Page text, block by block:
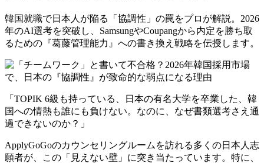
韓国就職で日本人が陥る「協調性」の罠をプロが解説。2026
年のAI選考を突破し、SamsungやCoupangから内定を勝ち取
るための『葛藤管理能力』への書き換え戦略を伝授します。
「TOPIK 6級も持っている、日本の有名大学を卒業した、韓
国への情熱も誰にも負けない。なのに、なぜ書類選考さえ通
過できないのか？」
ApplyGoGoのカウンセリングルームを訪れる多くの日本人志
願者が、この「見えない壁」に突き当たっています。特に、